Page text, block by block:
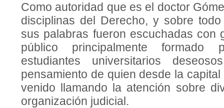
Como autoridad que es el doc­tor
disciplinas del Derecho, y sobre
sus pala­bras fueron escuchadas con
público principalmente formado
estudiantes uni­versitarios
pensamiento de quien desde la
venido llamando la atención sobre
orga­nización judicial.